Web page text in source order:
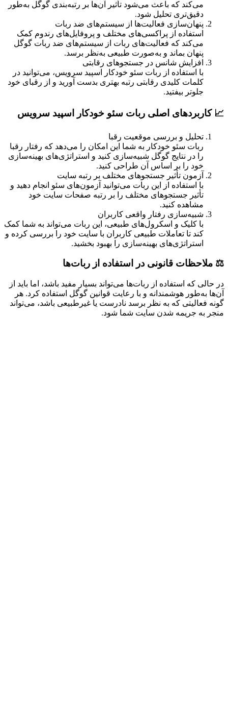
می‌کند که باعث می‌شود تأثیر آن‌ها بر رتبه‌بندی گوگل به‌طور
دقیق‌تری تحلیل شود.
پنهان‌سازی فعالیت‌ها از سیستم‌های ضد ربات
استفاده از پراکسی‌های مختلف و پروفایل‌های رندوم کمک
می‌کند که فعالیت‌های ربات از سیستم‌های ضد ربات گوگل
پنهان بماند و به‌صورت طبیعی به‌نظر برسد.
افزایش شانس در جستجوهای رقابتی
با استفاده از ربات سئو خودکار اسپید سرویس، می‌توانید در
کلمات کلیدی رقابتی رتبه بهتری بدست آورید و از رقبای خود
جلوتر بیفتید.
📈 کاربردهای اصلی ربات سئو خودکار اسپید سرویس
تحلیل و بررسی موقعیت رقبا
ربات سئو خودکار به شما این امکان را می‌دهد که رفتار رقبا
را در نتایج گوگل شبیه‌سازی کنید و استراتژی‌های بهینه‌سازی
خود را بر اساس آن طراحی کنید.
آزمون تأثیر جستجوهای مختلف بر رتبه سایت
با استفاده از این ربات می‌توانید آزمون‌های سئو انجام دهید و
تأثیر جستجوهای مختلف را بر رتبه صفحات سایت خود
مشاهده کنید.
شبیه‌سازی رفتار واقعی کاربران
با کلیک و اسکرول‌های طبیعی، این ربات می‌تواند به شما کمک
کند تا تعاملات طبیعی کاربران با سایت خود را بررسی کرده و
استراتژی‌های بهینه‌سازی را بهبود بخشید.
⚖️ ملاحظات قانونی در استفاده از ربات‌ها
در حالی که استفاده از ربات‌ها می‌تواند بسیار مفید باشد، اما باید از
آن‌ها به‌طور هوشمندانه و با رعایت قوانین گوگل استفاده کرد. هر
گونه فعالیتی که به نظر برسد نادرست یا غیرطبیعی باشد، می‌تواند
منجر به جریمه شدن سایت شما شود.